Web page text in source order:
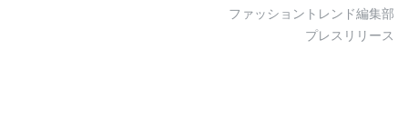
ファッショントレンド編集部
プレスリリース